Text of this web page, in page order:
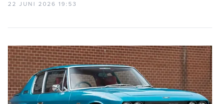
22 JUNI 2026 19:53